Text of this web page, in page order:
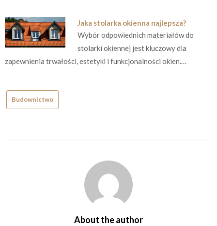
Jaka stolarka okienna najlepsza?
Wybór odpowiednich materiałów do
stolarki okiennej jest kluczowy dla
zapewnienia trwałości, estetyki i funkcjonalności okien.…
Budownictwo
About the author